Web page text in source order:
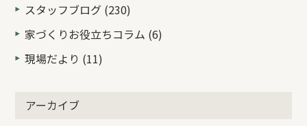
スタッフブログ (230)
家づくりお役立ちコラム (6)
現場だより (11)
アーカイブ